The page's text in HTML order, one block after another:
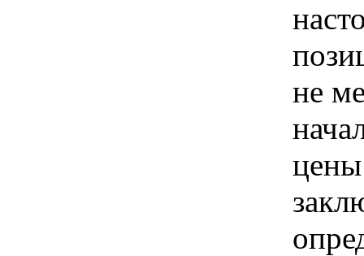
не
цены